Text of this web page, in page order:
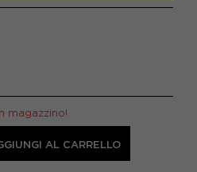
magazzino!
AL CARRELLO